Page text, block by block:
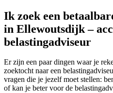
Ik zoek een
in Ellewoutsdijk –
belastingadviseur
Er zijn een paar dingen waar je
zoektocht naar een
vragen die je jezelf moet stellen:
of kan je beter voor de